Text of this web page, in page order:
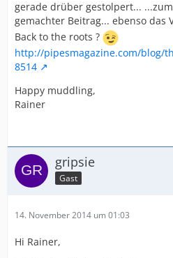
gerade drüber gestolpert...
gemachter Beitrag... ebenso das
Back to the roots ?
http://pipesmagazine.com/blog/
8514
Happy muddling,
Rainer
gripsie
Gast
14. November 2014 um 01:03
Hi Rainer,